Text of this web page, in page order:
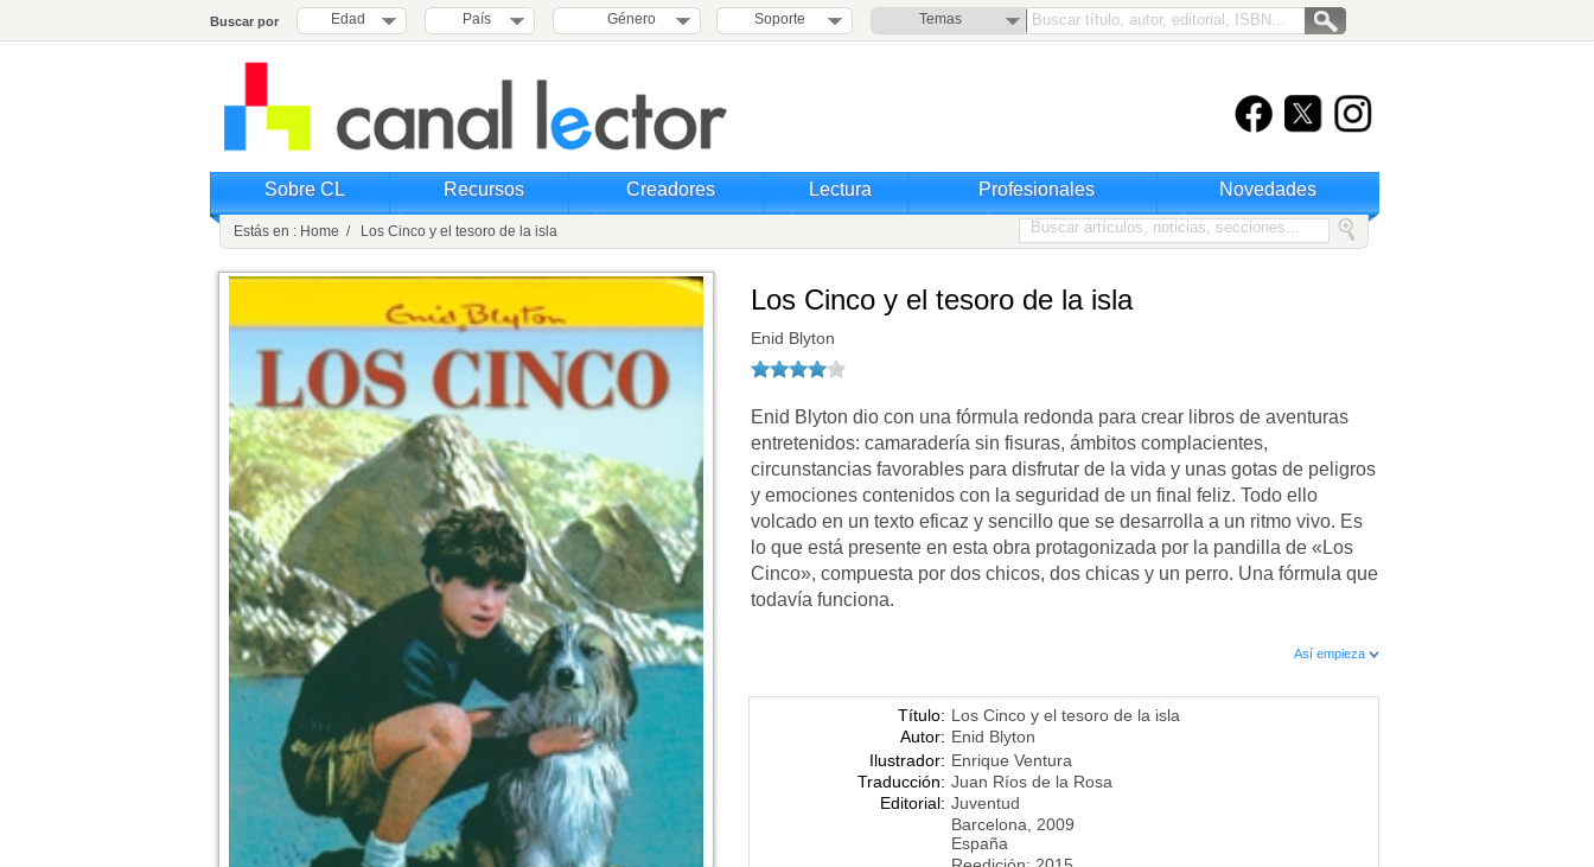
Buscar por Edad País Género Soporte Temas
Sobre CL Recursos Creadores Lectura Profesionales Novedades
Estás en : Home / Los Cinco y el tesoro de la isla
Los Cinco y el tesoro de la isla
Enid Blyton
Enid Blyton dio con una fórmula redonda para crear libros de aventuras
entretenidos: camaradería sin fisuras, ámbitos complacientes,
circunstancias favorables para disfrutar de la vida y unas gotas de peligros
y emociones contenidos con la seguridad de un final feliz. Todo ello
volcado en un texto eficaz y sencillo que se desarrolla a un ritmo vivo. Es
lo que está presente en esta obra protagonizada por la pandilla de «Los
Cinco», compuesta por dos chicos, dos chicas y un perro. Una fórmula que
todavía funciona.
Así empieza
Título: Los Cinco y el tesoro de la isla
Autor: Enid Blyton
Ilustrador: Enrique Ventura
Traducción: Juan Ríos de la Rosa
Editorial: Juventud
Barcelona, 2009
España